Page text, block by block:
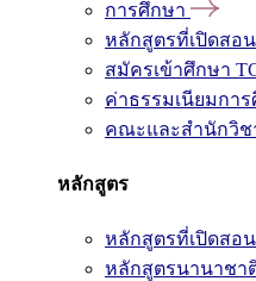
การศึกษา
หลักสูตรที่เปิดสอน
สมัครเข้าศึกษา
ค่าธรรมเนียมกา
คณะและสำนักวิช
หลักสูตร
หลักสูตรที่เปิดสอ
หลักสูตรนานาชา